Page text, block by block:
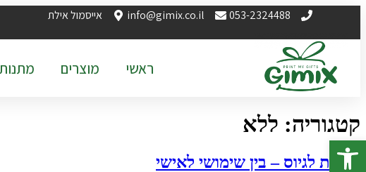
פתח סרגל נגישות
053-2324488
info@gimix.co.il אייסמול אילת
ראשי מוצרים
קטגוריה: ללא
מתנות לגיוס – בין שימושי לאישי